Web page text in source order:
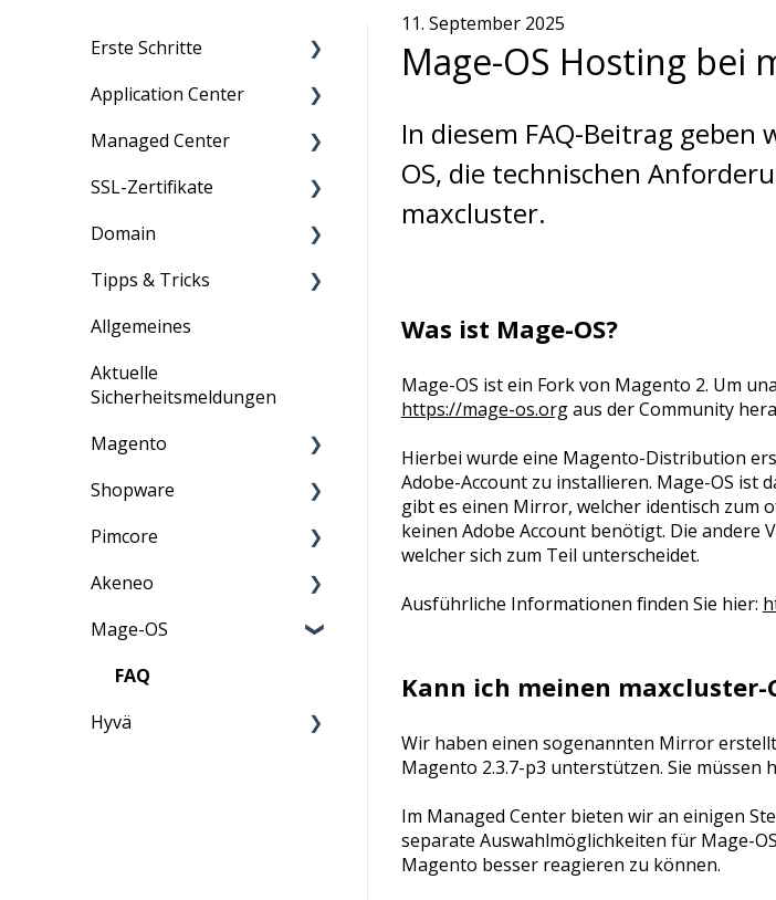
11. September 2025
Mage-OS Hosting bei
In diesem FAQ-Beitrag
OS, die technischen
maxcluster.
Was ist Mage-OS?
Mage-OS ist ein Fork von Magento 2. Um
https://mage-os.orgaus der Community
Hierbei wurde eine Magento-Distribution
Adobe-Account zu installieren. Mage-OS ist
gibt es einen Mirror, welcher identisch zum
keinen Adobe Account benötigt. Die andere
welcher sich zum Teil unterscheidet.
Ausführliche Informationen finden Sie hier:
Kann ich meinen maxcluster-
Wir haben einen sogenannten Mirror
Magento 2.3.7-p3 unterstützen. Sie müssen
Im Managed Center bieten wir an einigen
separate Auswahlmöglichkeiten für Mage-
Magento besser reagieren zu können.
Erste Schritte
Migration zu maxcluster
Nutzerverwaltung
Zugriff
Information für
Application Center
Persönliche Daten
Übersicht über Kunden,
und Kündigung
Rechnungen
Bestellungen
Managed Center
Dashboard
Monitoring
Webserver
Datenbanken
Suchengines
SSL-Zertifikate
Anleitung
Information
Domain
Informationen
Tipps & Tricks
Allgemein
ASV-Scan
Allgemeines
Aktuelle
Sicherheitsmeldungen
Magento
Information
Shopware
Anleitung
Pimcore
Anleitung
FAQ
Akeneo
Anleitung
FAQ
Mage-OS
FAQ
Hyvä